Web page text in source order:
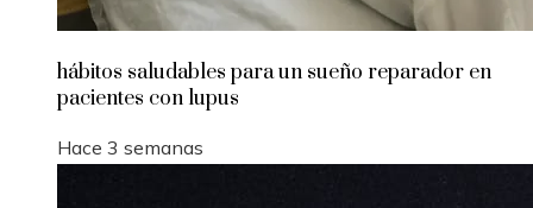
hábitos saludables para un sueño reparador en
pacientes con lupus
Hace 3 semanas